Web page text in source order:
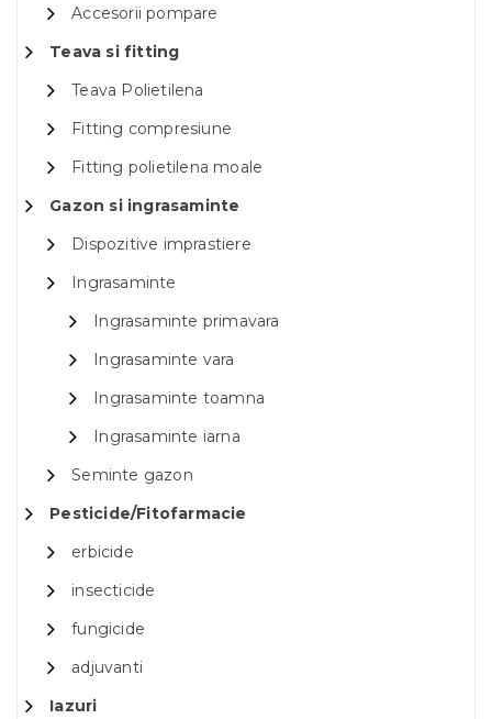
Accesorii pompare
Teava si fitting
Teava Polietilena
Fitting compresiune
Fitting polietilena moale
Gazon si ingrasaminte
Dispozitive imprastiere
Ingrasaminte
Ingrasaminte primavara
Ingrasaminte vara
Ingrasaminte toamna
Ingrasaminte iarna
Seminte gazon
Pesticide/Fitofarmacie
erbicide
insecticide
fungicide
adjuvanti
Iazuri